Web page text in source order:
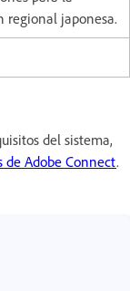
regional japonesa.
del sistema,
de Adobe Connect.